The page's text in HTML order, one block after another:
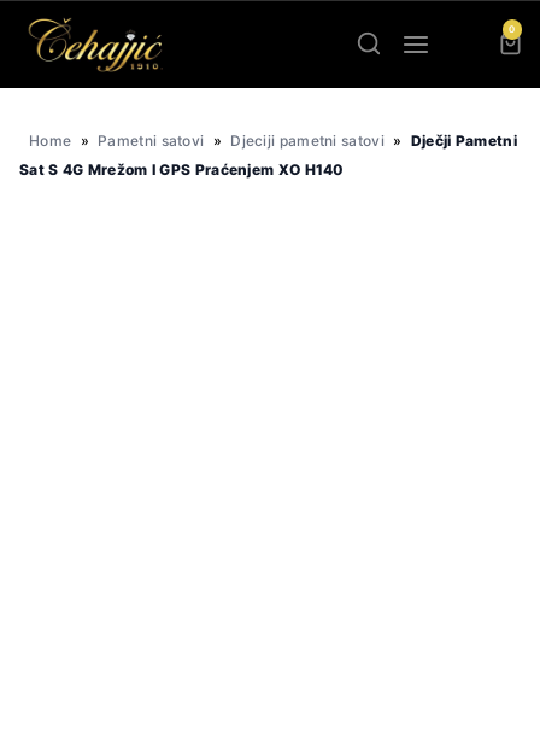
0
Home » Pametni satovi » Djeciji pametni satovi » Dječji Pametni
Sat S 4G Mrežom I GPS Praćenjem XO H140